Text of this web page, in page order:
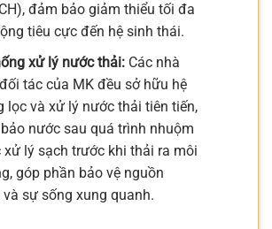
đảm bảo giảm thiểu tối đa
tiêu cực đến hệ sinh thái.
xử lý nước thải:Các nhà
tác của MK đều sở hữu hệ
lọc và xử lý nước thải tiên tiến,
nước sau quá trình nhuộm
lý sạch trước khi thải ra môi
góp phần bảo vệ nguồn
và sự sống xung quanh.